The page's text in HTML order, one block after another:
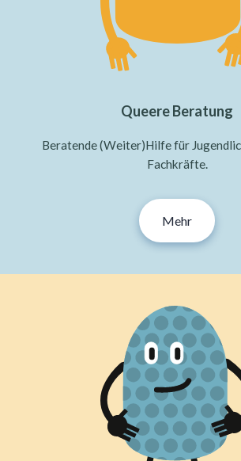
Queere Beratung
Beratende (Weiter)Hilfe für
Fachkräfte.
Mehr